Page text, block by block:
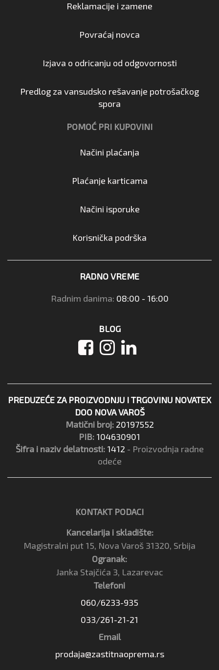
Reklamacije i zamene
Povraćaj novca
Izjava o odricanju od odgovornosti
Predlog za vansudsko rešavanje potrošačkog
spora
POMOĆ PRI KUPOVINI
Načini plaćanja
Plaćanje karticama
Načini isporuke
Korisnička podrška
RADNO VREME
Radnim danima: 08:00 - 16:00
BLOG
PREDUZEĆE ZA PROIZVODNJU I TRGOVINU NOVATEX
DOO NOVA VAROŠ
Matični broj: 20197552
PIB: 104630901
Šifra i naziv delatnosti: 1412 - Proizvodnja radne
odeće
KONTAKT PODACI
Kancelarija i skladište:
Magistralni put 15, Nova Varoš 31320, Srbija
Ogranak:
Janka Stajčića 3, Lazarevac
Telefoni
060/6233-935
033/261-21-21
Email
prodaja@zastitnaoprema.rs